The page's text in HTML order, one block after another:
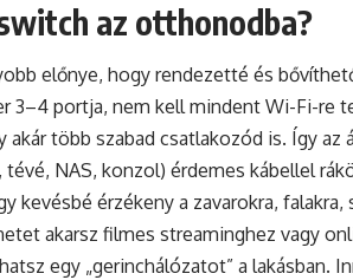
az otthonodba?
előnye, hogy rendezetté és
3–4 portja, nem kell mindent Wi-Fi-re
több szabad csatlakozód is. Így az
NAS, konzol) érdemes kábellel
kevésbé érzékeny a zavarokra,
akarsz filmes streaminghez vagy
egy „gerinchálózatot” a lakásban.